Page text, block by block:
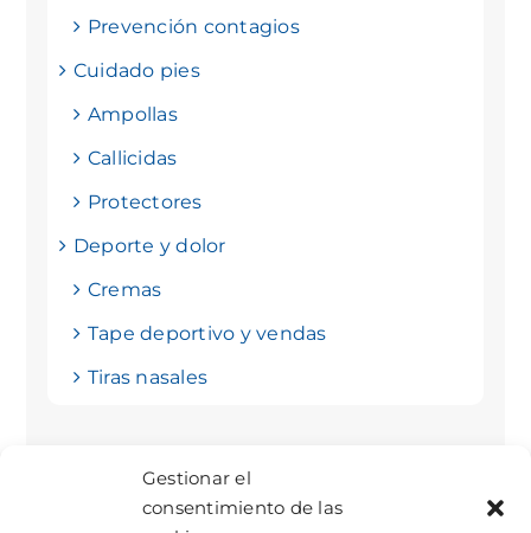
Gestionar el
consentimiento de las
Prevención contagios
Cuidado pies
Ampollas
Callicidas
Protectores
Deporte y dolor
Cremas
Tape deportivo y vendas
Tiras nasales